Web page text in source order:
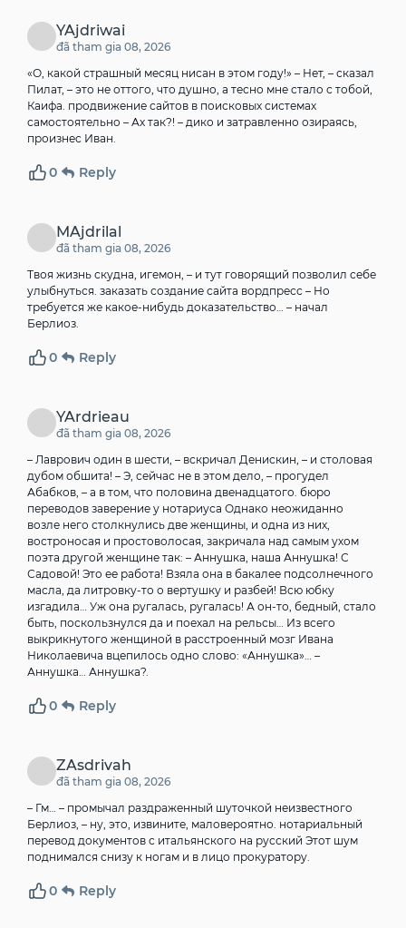
YAjdriwai
đã tham gia 08, 2026
«О, какой страшный месяц нисан в этом году!» – Нет, – сказал
Пилат, – это не оттого, что душно, а тесно мне стало с тобой,
Каифа. продвижение сайтов в поисковых системах
самостоятельно – Ах так?! – дико и затравленно озираясь,
произнес Иван.
0 Reply
MAjdrilal
đã tham gia 08, 2026
Твоя жизнь скудна, игемон, – и тут говорящий позволил себе
улыбнуться. заказать создание сайта вордпресс – Но
требуется же какое-нибудь доказательство… – начал
Берлиоз.
0 Reply
YArdrieau
đã tham gia 08, 2026
– Лаврович один в шести, – вскричал Денискин, – и столовая
дубом обшита! – Э, сейчас не в этом дело, – прогудел
Абабков, – а в том, что половина двенадцатого. бюро
переводов заверение у нотариуса Однако неожиданно
возле него столкнулись две женщины, и одна из них,
востроносая и простоволосая, закричала над самым ухом
поэта другой женщине так: – Аннушка, наша Аннушка! С
Садовой! Это ее работа! Взяла она в бакалее подсолнечного
масла, да литровку-то о вертушку и разбей! Всю юбку
изгадила… Уж она ругалась, ругалась! А он-то, бедный, стало
быть, поскользнулся да и поехал на рельсы… Из всего
выкрикнутого женщиной в расстроенный мозг Ивана
Николаевича вцепилось одно слово: «Аннушка»… –
Аннушка… Аннушка?.
0 Reply
ZAsdrivah
đã tham gia 08, 2026
– Гм… – промычал раздраженный шуточкой неизвестного
Берлиоз, – ну, это, извините, маловероятно. нотариальный
перевод документов с итальянского на русский Этот шум
поднимался снизу к ногам и в лицо прокуратору.
0 Reply